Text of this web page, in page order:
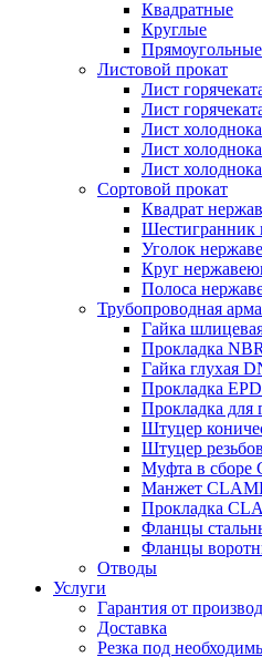
Квадратные
Круглые
Прямоугольные
Листовой прокат
Лист
Лист
Лист
Лист
Лист
Сортовой прокат
Квадрат
Уголок
Круг
Полоса
Трубопроводная
Гайка
Прокладка
Гайка глухая
Прокладка
Прокладка для
Штуцер
Штуцер
Муфта в сборе
Манжет
Прокладка
Фланцы
Фланцы
Отводы
Услуги
Гарантия от
Доставка
Резка под